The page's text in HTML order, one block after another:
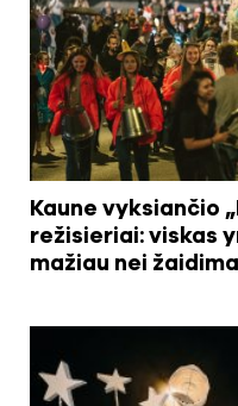
Kaune vyksiančio
režisieriai: viskas
mažiau nei